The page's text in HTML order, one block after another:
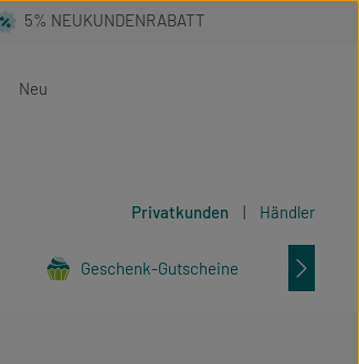
Neu
Privatkunden | Händler
Geschenk-Gutscheine